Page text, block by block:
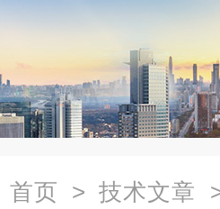
首页 > 技术文章